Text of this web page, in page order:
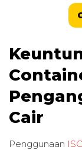
Cair
Penggunaan